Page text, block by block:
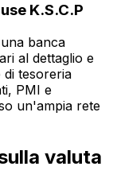
K.S.C.P
banca
al dettaglio e
di tesoreria
PMI e
un'ampia rete
valuta